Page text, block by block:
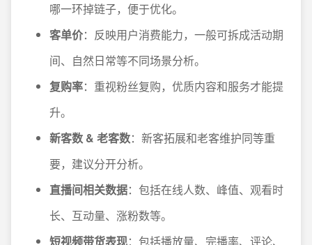
哪一环掉链子，便于优化。
客单价：反映用户消费能力，一般可拆成活动期
间、自然日常等不同场景分析。
复购率：重视粉丝复购，优质内容和服务才能提
升。
新客数 & 老客数：新客拓展和老客维护同等重
要，建议分开分析。
直播间相关数据：包括在线人数、峰值、观看时
长、互动量、涨粉数等。
短视频带货表现：包括播放量、完播率、评论、